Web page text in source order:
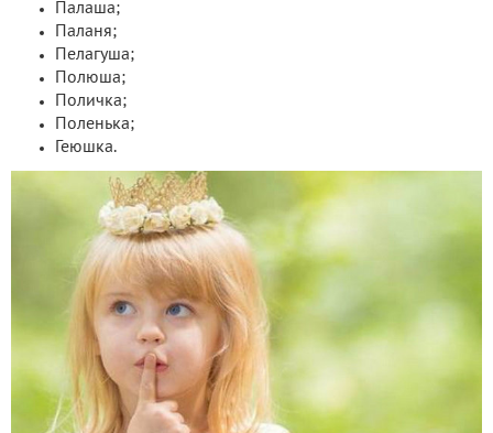
Палаша;
Паланя;
Пелагуша;
Полюша;
Поличка;
Поленька;
Геюшка.